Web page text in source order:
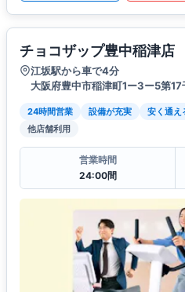
チョコザップ豊中稲津店
江坂駅から車で4分
大阪府豊中市稲津町1ー3ー5第17
24時間営業 設備が充実 安く通え
他店舗利用
営業時間
24:00間